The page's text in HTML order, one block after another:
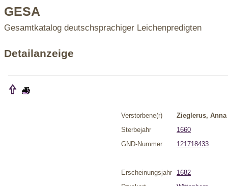
GESA
Gesamtkatalog deutschsprachiger Leichenpredigten
Detailanzeige
Verstorbene(r)
Zieglerus, Anna
Sterbejahr
1660
GND-Nummer
121718433
Erscheinungsjahr
1682